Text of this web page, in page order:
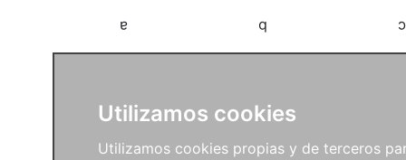
Utilizamos cookies
Utilizamos cookies propias y de terceros
a b c